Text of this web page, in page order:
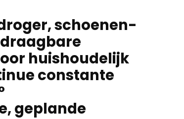
schoenen-
huishoudelijk
constante
geplande